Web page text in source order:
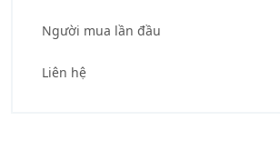
Người mua lần đầu
Liên hệ